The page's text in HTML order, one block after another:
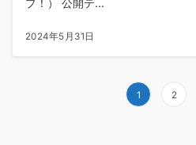
プ！） 公開テ...
2024年5月31日
1 2